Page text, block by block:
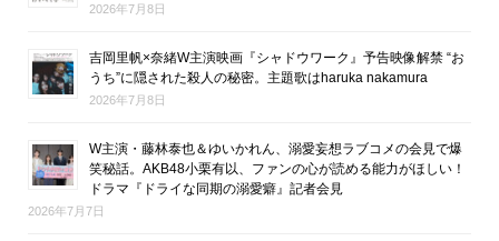
2026年7月8日
吉岡里帆×奈緒W主演映画『シャドウワーク』予告映像解禁 “お
うち”に隠された殺人の秘密。主題歌はharuka nakamura
2026年7月8日
W主演・藤林泰也＆ゆいかれん、溺愛妄想ラブコメの会見で爆
笑秘話。AKB48小栗有以、ファンの心が読める能力がほしい！
ドラマ『ドライな同期の溺愛癖』記者会見
2026年7月7日